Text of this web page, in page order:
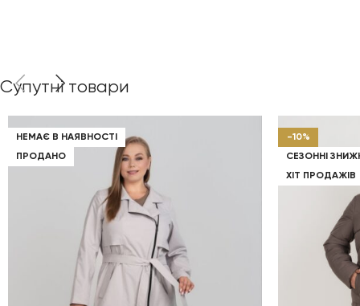
Супутні товари
НЕМАЄ В НАЯВНОСТІ
ПРОДАНО
-10%
СЕЗОННІ
ХІТ ПРОДАЖІВ